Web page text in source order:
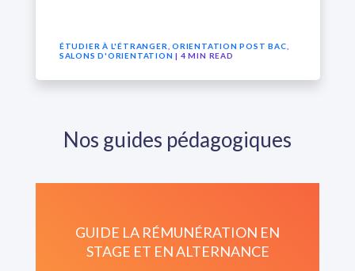
ÉTUDIER À L'ÉTRANGER ,ORIENTATION POST BAC
SALONS D'ORIENTATION | 4 MIN READ
Nos guides pédagogiques
GUIDE LA RÉMUNÉRATION EN
STAGE ET EN ALTERNANCE